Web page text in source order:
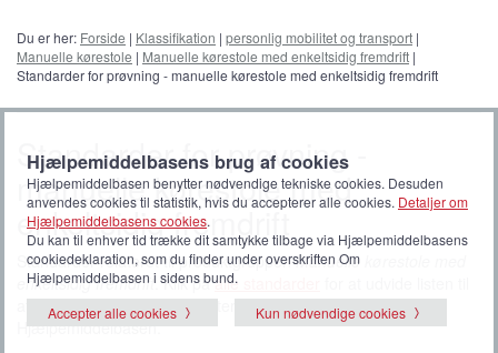
d
Du er her: Forside | Klassifikation | personlig mobilitet og transport |
Manuelle kørestole | Manuelle kørestole med enkeltsidig fremdrift |
Standarder for prøvning - manuelle kørestole med enkeltsidig fremdrift
Standarder for prøvning -
manuelle kørestole med
enkeltsidig fremdrift
Standarder relateret til produktgruppenManuelle kørestole med
enkeltsidig fremdrift. Klik påalle standarder
at vise alle hjælpemiddelrelaterede standarder i
Hjælpemiddelbasen.
Hjælpemiddelbasens brug af cookies
Hjælpemiddelbasen benytter nødvendige tekniske cookies. Desuden
anvendes cookies til statistik, hvis du accepterer alle cookies. Detaljer om
Hjælpemiddelbasens cookies.
Du kan til enhver tid trække dit samtykke tilbage via Hjælpemiddelbasens
cookiedeklaration, som du finder under overskriften Om
Hjælpemiddelbasen i sidens bund.
Accepter alle cookies
Kun nødvendige cookies